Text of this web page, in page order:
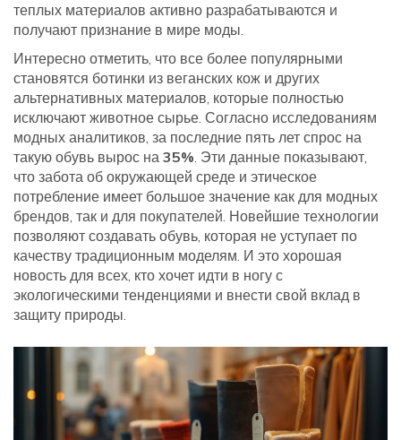
теплых материалов активно разрабатываются и
получают признание в мире моды.
Интересно отметить, что все более популярными
становятся ботинки из веганских кож и других
альтернативных материалов, которые полностью
исключают животное сырье. Согласно исследованиям
модных аналитиков, за последние пять лет спрос на
такую обувь вырос на 35%. Эти данные показывают,
что забота об окружающей среде и этическое
потребление имеет большое значение как для модных
брендов, так и для покупателей. Новейшие технологии
позволяют создавать обувь, которая не уступает по
качеству традиционным моделям. И это хорошая
новость для всех, кто хочет идти в ногу с
экологическими тенденциями и внести свой вклад в
защиту природы.